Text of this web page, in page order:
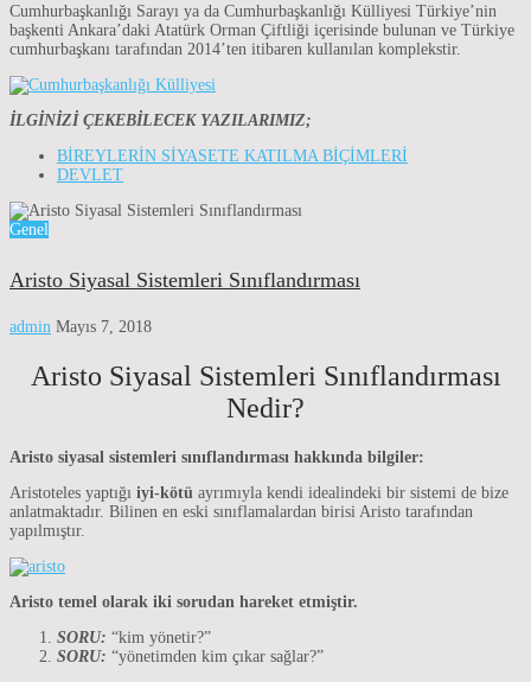
Cumhurbaşkanlığı Sarayı ya da Cumhurbaşkanlığı Külliyesi Türkiye’nin
başkenti Ankara’daki Atatürk Orman Çiftliği içerisinde bulunan ve Türkiye
cumhurbaşkanı tarafından 2014’ten itibaren kullanılan komplekstir.
İLGİNİZİ ÇEKEBİLECEK YAZILARIMIZ;
BİREYLERİN SİYASETE KATILMA BİÇİMLERİ
DEVLET
Genel
Aristo Siyasal Sistemleri Sınıflandırması
admin Mayıs 7, 2018
Aristo Siyasal Sistemleri Sınıflandırması
Nedir?
Aristo siyasal sistemleri sınıflandırması hakkında bilgiler:
Aristoteles yaptığı iyi-kötü ayrımıyla kendi idealindeki bir sistemi de bize
anlatmaktadır. Bilinen en eski sınıflamalardan birisi Aristo tarafından
yapılmıştır.
Aristo temel olarak iki sorudan hareket etmiştir.
SORU: “kim yönetir?”
SORU: “yönetimden kim çıkar sağlar?”